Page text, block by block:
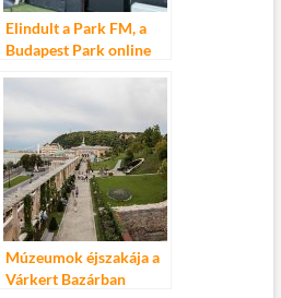
Elindult a Park FM, a
Budapest Park online
Múzeumok éjszakája a
Várkert Bazárban